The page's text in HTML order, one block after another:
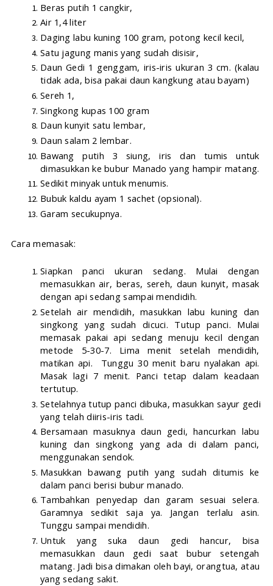
Beras putih 1 cangkir,
Air 1,4 liter
Daging labu kuning 100 gram, potong kecil kecil,
Satu jagung manis yang sudah disisir,
Daun Gedi 1 genggam, iris-iris ukuran 3 cm. (kalau
tidak ada, bisa pakai daun kangkung atau bayam)
Sereh 1,
Singkong kupas 100 gram
Daun kunyit satu lembar,
Daun salam 2 lembar.
Bawang putih 3 siung, iris dan tumis untuk
dimasukkan ke bubur Manado yang hampir matang.
Sedikit minyak untuk menumis.
Bubuk kaldu ayam 1 sachet (opsional).
Garam secukupnya.
Cara memasak:
Siapkan panci ukuran sedang. Mulai dengan
memasukkan air, beras, sereh, daun kunyit, masak
dengan api sedang sampai mendidih.
Setelah air mendidih, masukkan labu kuning dan
singkong yang sudah dicuci. Tutup panci. Mulai
memasak pakai api sedang menuju kecil dengan
metode 5-30-7. Lima menit setelah mendidih,
matikan api.  Tunggu 30 menit baru nyalakan api.
Masak lagi 7 menit. Panci tetap dalam keadaan
tertutup.
Setelahnya tutup panci dibuka, masukkan sayur gedi
yang telah diiris-iris tadi.
Bersamaan masuknya daun gedi, hancurkan labu
kuning dan singkong yang ada di dalam panci,
menggunakan sendok.
Masukkan bawang putih yang sudah ditumis ke
dalam panci berisi bubur manado.
Tambahkan penyedap dan garam sesuai selera.
Garamnya sedikit saja ya. Jangan terlalu asin.
Tunggu sampai mendidih.
Untuk yang suka daun gedi hancur, bisa
memasukkan daun gedi saat bubur setengah
matang. Jadi bisa dimakan oleh bayi, orangtua, atau
yang sedang sakit.